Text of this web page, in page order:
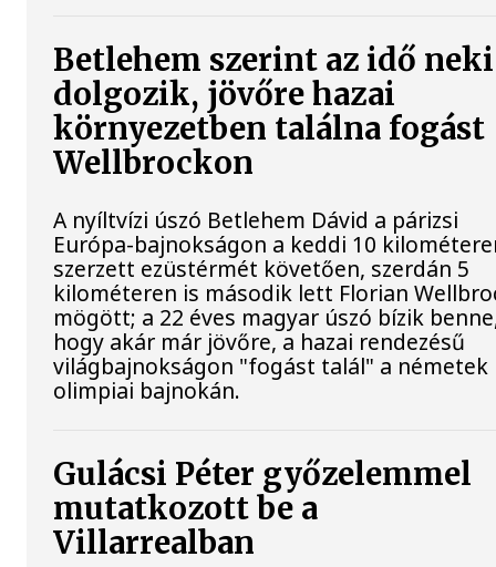
Betlehem szerint az idő neki
dolgozik, jövőre hazai
környezetben találna fogást
Wellbrockon
A nyíltvízi úszó Betlehem Dávid a párizsi
Európa-bajnokságon a keddi 10
szerzett ezüstérmét követően, szerdán 5
kilométeren is második lett Florian
mögött; a 22 éves magyar úszó bízik
hogy akár már jövőre, a hazai rendezésű
világbajnokságon "fogást talál" a németek
olimpiai bajnokán.
Gulácsi Péter győzelemmel
mutatkozott be a
Villarrealban